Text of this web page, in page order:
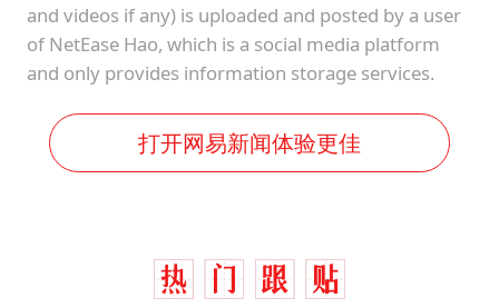
and videos if any) is uploaded and posted by a user
of NetEase Hao, which is a social media platform
and only provides information storage services.
打开网易新闻体验更佳